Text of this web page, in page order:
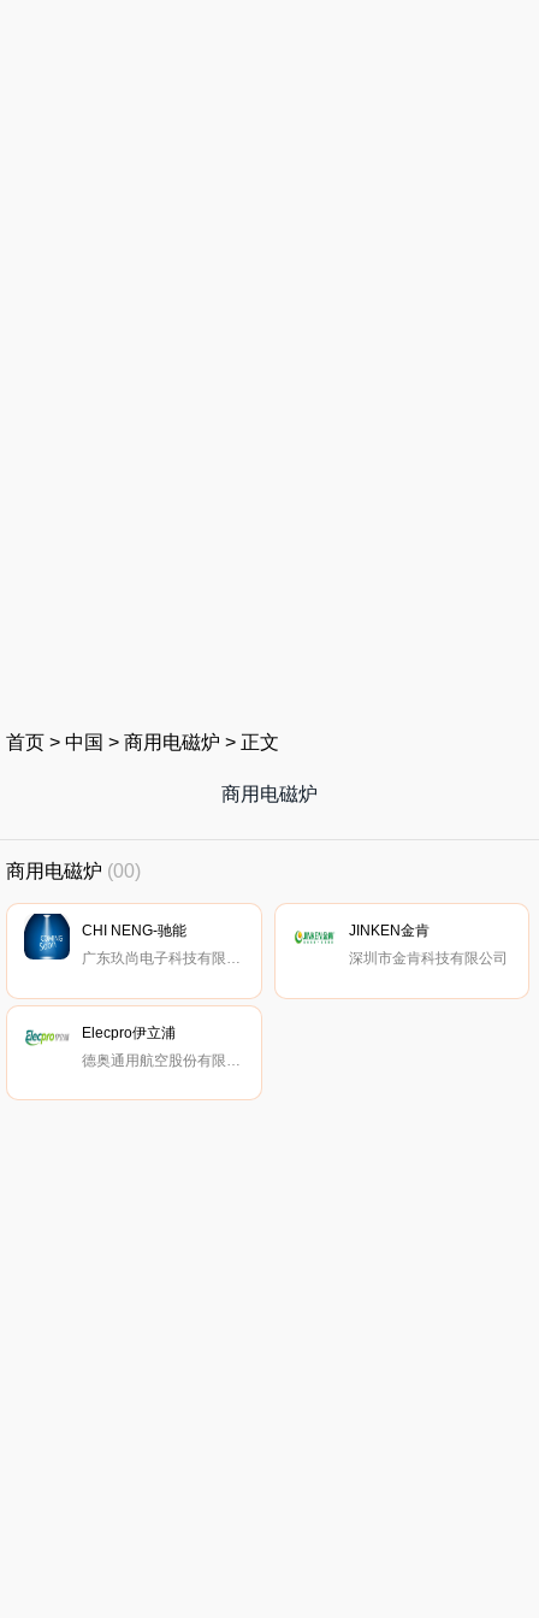
首页 > 中国 > 商用电磁炉 > 正文
商用电磁炉
商用电磁炉 (00)
CHI NENG-驰能
广东玖尚电子科技有限公司
JINKEN金肯
深圳市金肯科技有限公司
Elecpro伊立浦